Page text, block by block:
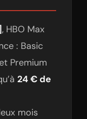
, HBO Max
: Basic
Premium
24 € de
mois